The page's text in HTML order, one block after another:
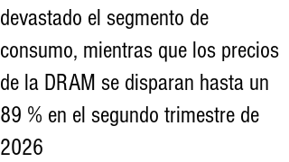
devastado el segmento de
consumo, mientras que los precios
de la DRAM se disparan hasta un
89 % en el segundo trimestre de
2026